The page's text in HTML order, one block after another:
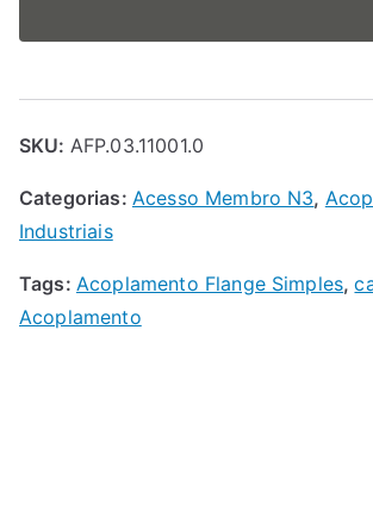
SKU: AFP.03.11001.0
Categorias: Acesso Membro N3,
Industriais
Tags: Acoplamento Flange Simples,
Acoplamento